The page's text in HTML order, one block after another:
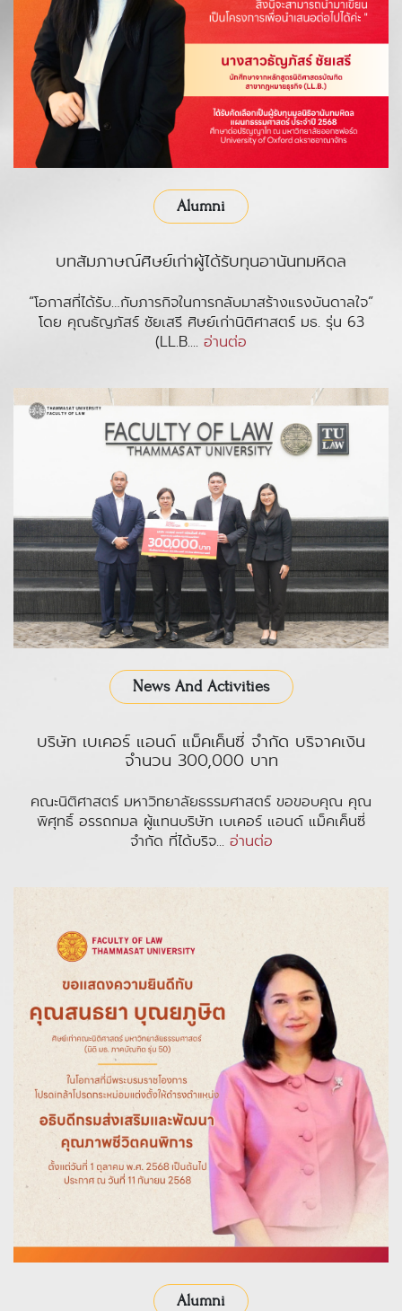
Alumni
บทสัมภาษณ์ศิษย์เก่าผู้ได้รับทุนอานันทมหิดล
“โอกาสที่ได้รับ…กับภารกิจในการกลับมาสร้างแรงบันดาลใจ”
โดย คุณธัญภัสร์ ชัยเสรี ศิษย์เก่านิติศาสตร์ มธ. รุ่น 63
(LL.B.... อ่านต่อ
News And Activities
บริษัท เบเคอร์ แอนด์ แม็คเค็นซี่ จำกัด บริจาคเงิน
จำนวน 300,000 บาท
คณะนิติศาสตร์ มหาวิทยาลัยธรรมศาสตร์ ขอขอบคุณ คุณ
พิศุทธิ์ อรรถกมล ผู้แทนบริษัท เบเคอร์ แอนด์ แม็คเค็นซี่
จำกัด ที่ได้บริจ... อ่านต่อ
Alumni